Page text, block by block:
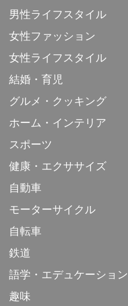
男性ライフスタイル
女性ファッション
女性ライフスタイル
結婚・育児
グルメ・クッキング
ホーム・インテリア
スポーツ
健康・エクササイズ
自動車
モーターサイクル
自転車
鉄道
語学・エデュケーション
趣味